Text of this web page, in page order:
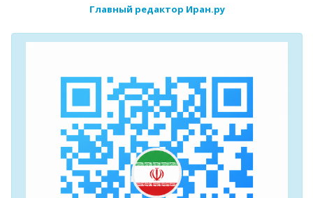
Главный редактор Иран.ру